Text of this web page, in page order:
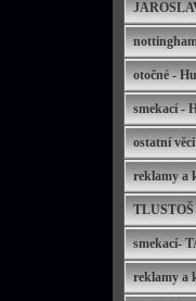
otočné -
smekací -
ostatní věci
reklamy a
smekací-
reklamy a